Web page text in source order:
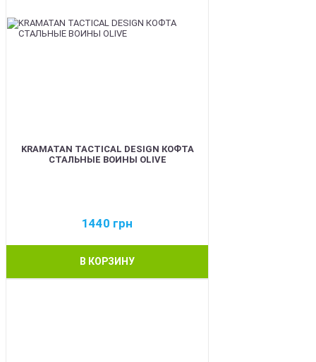
KRAMATAN TACTICAL DESIGN КОФТА
СТАЛЬНЫЕ ВОИНЫ OLIVE
1440 грн
В КОРЗИНУ